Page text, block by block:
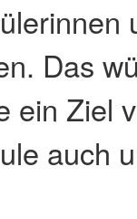
Das
ein Ziel
auch